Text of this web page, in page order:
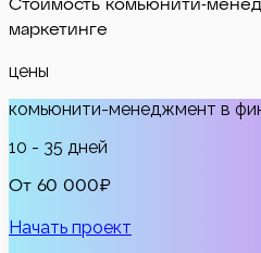
Стоимость комьюнити-
маркетинге
цены
комьюнити-менеджмент в
10 - 35 дней
От 60 000₽
Начать проект